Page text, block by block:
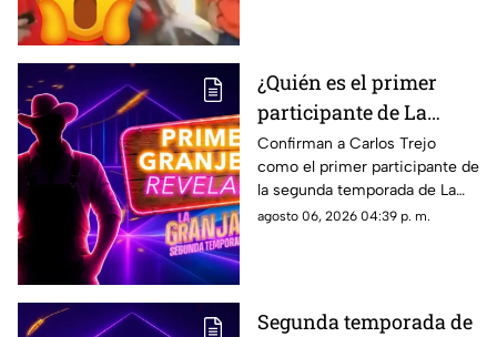
¿Quién es el primer
participante de La
Granja VIP 2?
Confirman a Carlos Trejo
como el primer participante de
la segunda temporada de La
Granja VIP y su participación
agosto 06, 2026 04:39 p. m.
Segunda temporada de